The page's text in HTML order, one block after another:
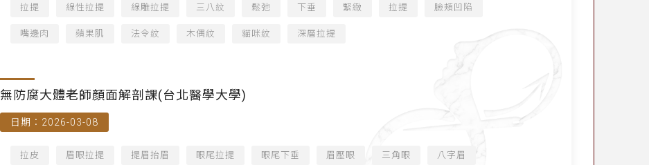
拉提 線性拉提 線雕拉提 三八紋 鬆弛 下垂 緊緻 拉提 臉頰凹陷
嘴邊肉 蘋果肌 法令紋 木偶紋 貓咪紋 深層拉提
無防腐大體老師顏面解剖課(台北醫學大學)
日期：2026-03-08
拉皮 眉眼拉提 提眉抬眉 眼尾拉提 眼尾下垂 眉壓眼 三角眼 八字眉